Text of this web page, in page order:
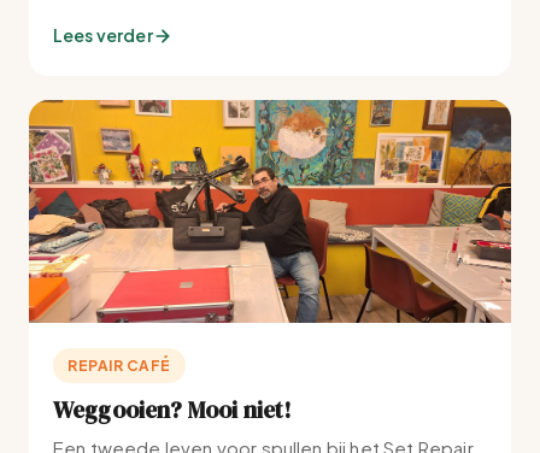
Lees verder
REPAIR CAFÉ
Weggooien? Mooi niet!
Een tweede leven voor spullen bij het Set Repair